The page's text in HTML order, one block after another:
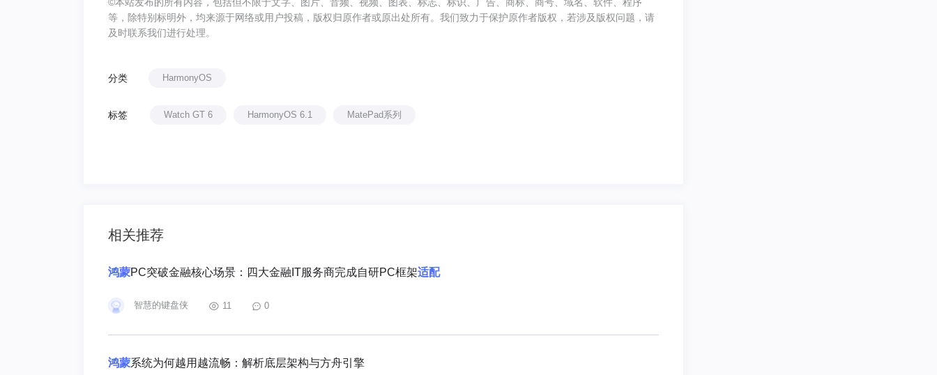
等，除特别标明外，均来源于网络或用户投稿，版权归原作者或原出处所有。我们致力于保护原作者版权，若涉及版权问题，请
及时联系我们进行处理。
分类 HarmonyOS
标签 Watch GT 6 HarmonyOS 6.1 MatePad系列
相关推荐
鸿蒙PC突破金融核心场景：四大金融IT服务商完成自研PC框架适配
智慧的键盘侠 11 0
鸿蒙系统为何越用越流畅：解析底层架构与方舟引擎